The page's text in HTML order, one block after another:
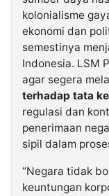
kolonialisme
ekonomi dan
semestinya
Indonesia. LSM
agar segera
terhadap tata
regulasi dan
penerimaan
sipil dalam
“Negara tidak
keuntungan